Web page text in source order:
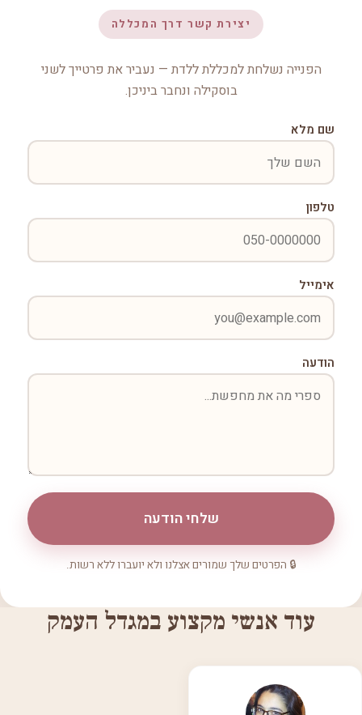
יצירת קשר דרך המכללה
הפנייה נשלחת למכללת ללדת — נעביר את פרטייך לשני
בוסקילה ונחבר ביניכן.
שם מלא
טלפון
אימייל
הודעה
שלחי הודעה
🔒 הפרטים שלך שמורים אצלנו ולא יועברו ללא רשות.
עוד אנשי מקצוע במגדל העמק